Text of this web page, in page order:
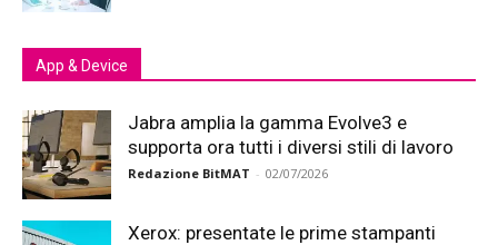
App & Device
Jabra amplia la gamma Evolve3 e
supporta ora tutti i diversi stili di lavoro
Redazione BitMAT - 02/07/2026
Xerox: presentate le prime stampanti